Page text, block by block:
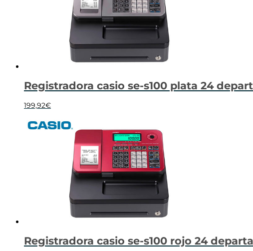
Registradora casio se-s100 plata 24
199,92€
Registradora casio se-s100 rojo 24